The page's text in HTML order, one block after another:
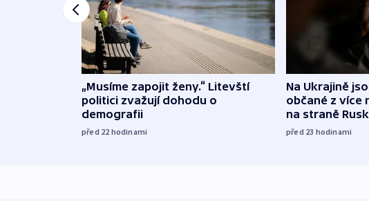
„Musíme zapojit ženy.“ Litevští
politici zvažují dohodu o
demografii
před 22 hodinami
Na Ukrajině
občané z více
na straně
před 23 hodinami